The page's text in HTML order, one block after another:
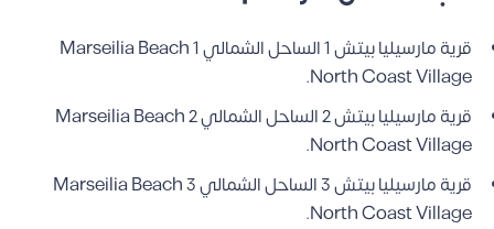
قرية مارسيليا بيتش 1 الساحل الشمالي Marseilia Beach 1
North Coast Village.
قرية مارسيليا بيتش 2 الساحل الشمالي Marseilia Beach 2
North Coast Village.
قرية مارسيليا بيتش 3 الساحل الشمالي Marseilia Beach 3
North Coast Village.